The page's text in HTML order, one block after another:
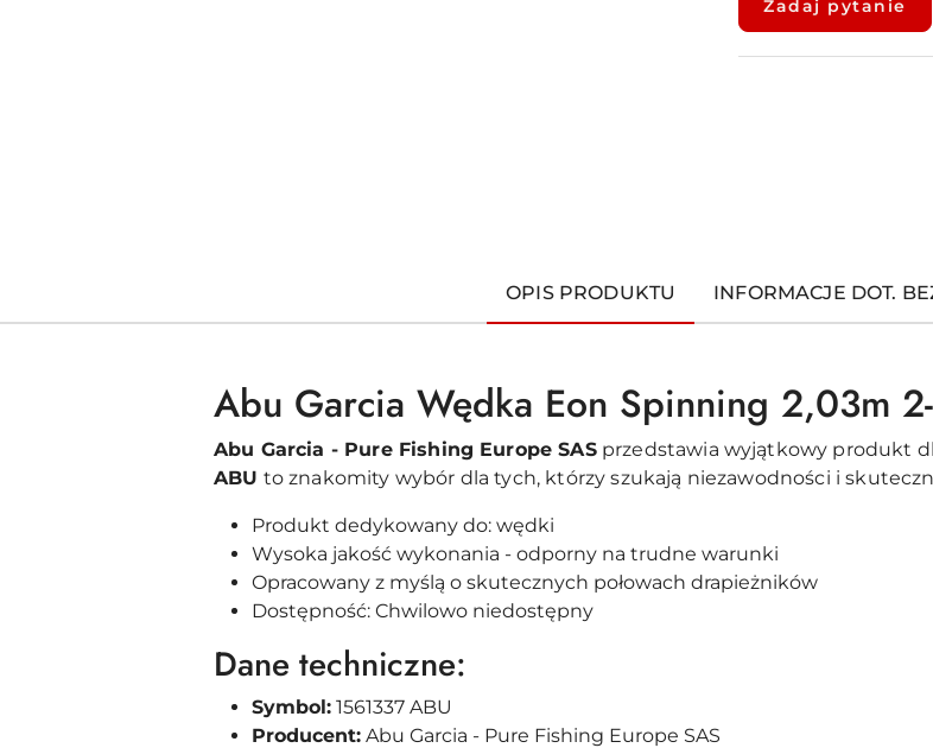
i
dostawa
Zadaj pytanie
OPIS PRODUKTU INFORMACJE DOT.
Abu Garcia Wędka Eon Spinning 2,03m
Abu Garcia - Pure Fishing Europe SASprzedstawia wyjątkowy produkt
ABU to znakomity wybór dla tych, którzy szukają niezawodności i
Produkt dedykowany do: wędki
Wysoka jakość wykonania - odporny na trudne warunki
Opracowany z myślą o skutecznych połowach drapieżników
Dostępność: Chwilowo niedostępny
Dane techniczne:
Symbol: 1561337 ABU
Producent: Abu Garcia - Pure Fishing Europe SAS